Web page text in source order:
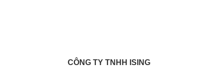
CÔNG TY TNHH ISING